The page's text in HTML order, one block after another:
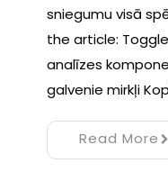
sniegumu visā
the article:
analīzes
galvenie mirkļi
Read More